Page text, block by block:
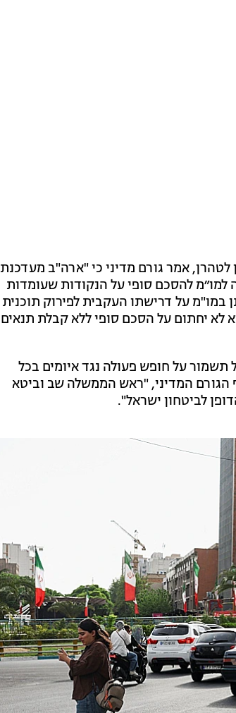
אמר גורם מדיני כי "ארה"ב מעדכנת
למו״מ להסכם סופי על הנקודות שעומדות
על דרישתו העקבית לפירוק תוכנית
לא יחתום על הסכם סופי ללא קבלת תנאים
על חופש פעולה נגד איומים בכל
הגורם המדיני, "ראש הממשלה שב וביטא
לביטחון ישראל".